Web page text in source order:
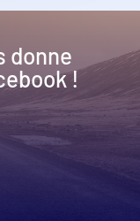
donne
!